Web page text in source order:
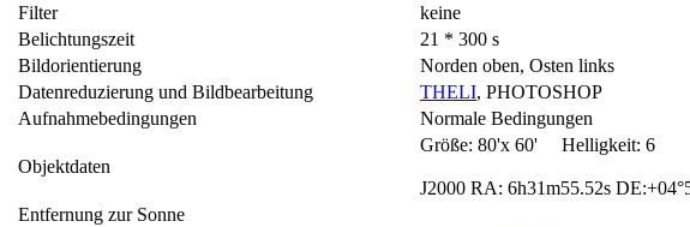
Filter
keine
Belichtungszeit
21 * 300 s
Bildorientierung
Norden oben, Osten links
Datenreduzierung und Bildbearbeitung
THELI, PHOTOSHOP
Aufnahmebedingungen
Normale Bedingungen
Objektdaten
Größe: 80'x 60' Helligkeit: 6
J2000 RA: 6h31m55.52s
Entfernung zur Sonne